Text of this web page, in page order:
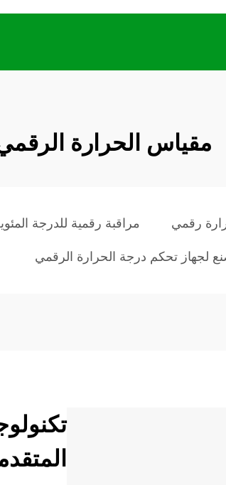
مقياس الحرارة
رقمي مراقبة رقمية للدرجة
لجهاز تحكم درجة الحرارة الرقمي